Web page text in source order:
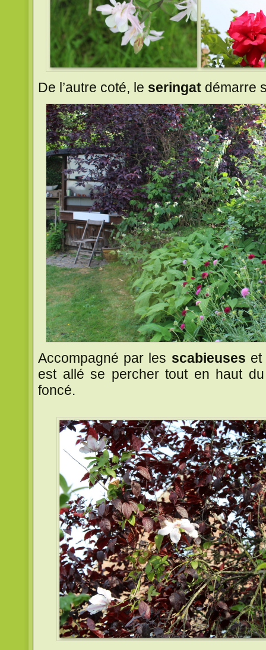
De l’autre coté, le seringat démarre
Accompagné par les scabieuses
est allé se percher tout en haut
foncé.